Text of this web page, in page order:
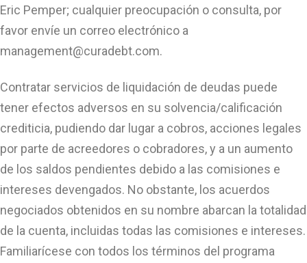
Eric Pemper; cualquier preocupación o consulta, por
favor envíe un correo electrónico a
management@curadebt.com.
Contratar servicios de liquidación de deudas puede
tener efectos adversos en su solvencia/calificación
crediticia, pudiendo dar lugar a cobros, acciones legales
por parte de acreedores o cobradores, y a un aumento
de los saldos pendientes debido a las comisiones e
intereses devengados. No obstante, los acuerdos
negociados obtenidos en su nombre abarcan la totalidad
de la cuenta, incluidas todas las comisiones e intereses.
Familiarícese con todos los términos del programa